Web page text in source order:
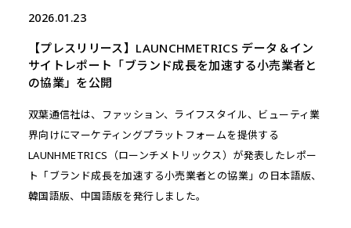
2026.01.23
【プレスリリース】LAUNCHMETRICS データ＆イン
サイトレポート「ブランド成長を加速する小売業者と
の協業」を公開
双葉通信社は、ファッション、ライフスタイル、ビューティ業
界向けにマーケティングプラットフォームを提供する
LAUNHMETRICS（ローンチメトリックス）が発表したレポー
ト「ブランド成長を加速する小売業者との協業」の日本語版、
韓国語版、中国語版を発行しました。